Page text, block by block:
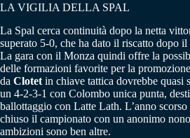
LA VIGILIA DELLA SPAL
La Spal cerca continuità dopo la netta
superato 5-0, che ha dato il riscatto dopo
La gara con il Monza quindi offre la
delle formazioni favorite per la
da Clotet in chiave tattica dovrebbe quasi
un 4-2-3-1 con Colombo unica punta,
ballottaggio con Latte Lath. L’anno scorso
chiuso il campionato con un anonimo
ambizioni sono ben altre.